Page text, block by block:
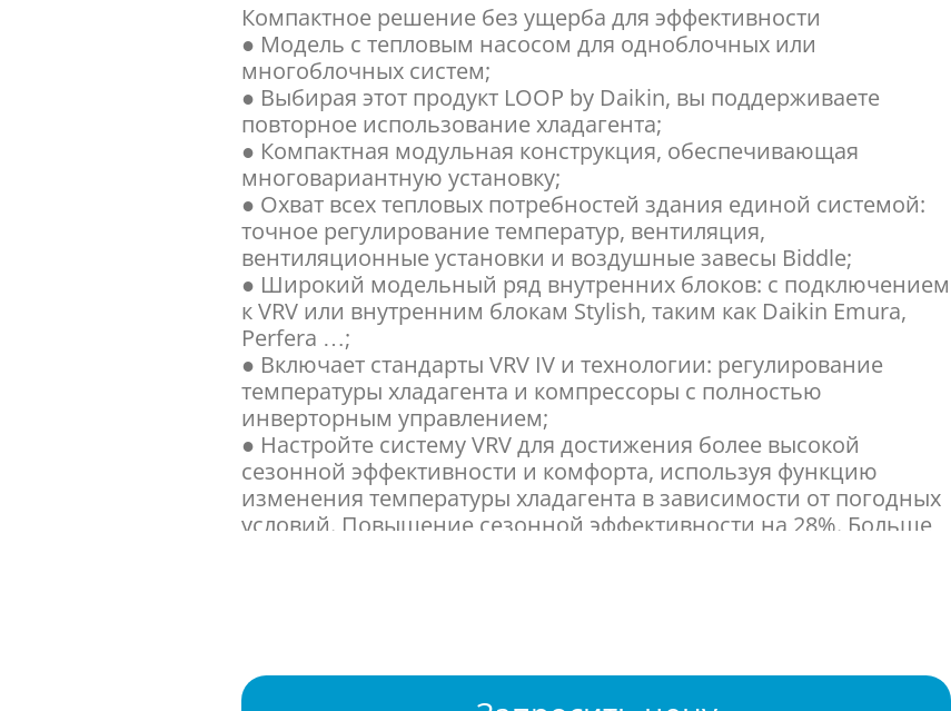
Компактное решение без ущерба для эффективности
● Модель с тепловым насосом для одноблочных или
многоблочных систем;
● Выбирая этот продукт LOOP by Daikin, вы поддерживаете
повторное использование хладагента;
● Компактная модульная конструкция, обеспечивающая
многовариантную установку;
● Охват всех тепловых потребностей здания единой системой:
точное регулирование температур, вентиляция,
вентиляционные установки и воздушные завесы Biddle;
● Широкий модельный ряд внутренних блоков: с подключением
к VRV или внутренним блокам Stylish, таким как Daikin Emura,
Perfera …;
● Включает стандарты VRV IV и технологии: регулирование
температуры хладагента и компрессоры с полностью
инверторным управлением;
● Настройте систему VRV для достижения более высокой
сезонной эффективности и комфорта, используя функцию
изменения температуры хладагента в зависимости от погодных
условий. Повышение сезонной эффективности на 28%. Больше
диапазоне от 30 до 80% от номинальной, например, в период